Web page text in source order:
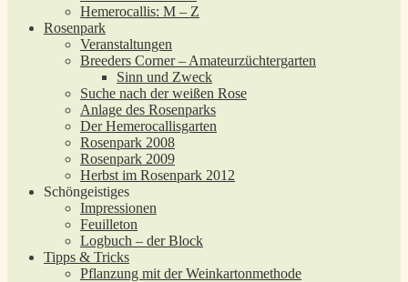
Hemerocallis: M – Z
Rosenpark
Veranstaltungen
Breeders Corner – Amateurzüchtergarten
Sinn und Zweck
Suche nach der weißen Rose
Anlage des Rosenparks
Der Hemerocallisgarten
Rosenpark 2008
Rosenpark 2009
Herbst im Rosenpark 2012
Schöngeistiges
Impressionen
Feuilleton
Logbuch – der Block
Tipps & Tricks
Pflanzung mit der Weinkartonmethode